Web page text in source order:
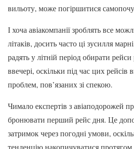
вильоту, може погіршитися
І хоча авіакомпанії зроблять все
літаків, досить часто ці зусилля
радять у літній період обирати
ввечері, оскільки під час цих
проблем, пов’язаних зі спекою.
Чимало експертів з авіаподорожей
бронювати перший рейс дня. Це
затримок через погодні умови,
тенденцію накопичуватися протягом